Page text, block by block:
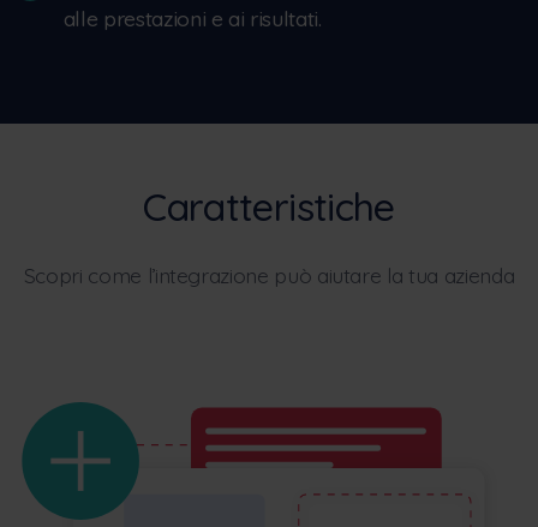
alle prestazioni e ai risultati.
Caratteristiche
Scopri come l’integrazione può aiutare la tua azienda